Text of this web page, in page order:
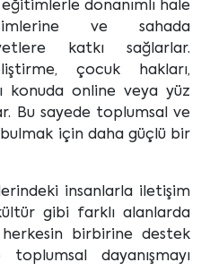
donanımlı hale
ve sahada
katkı sağlarlar.
çocuk hakları,
online veya yüz
Bu sayede toplumsal ve
için daha güçlü bir
insanlarla iletişim
gibi farklı alanlarda
birbirine destek
toplumsal dayanışmayı